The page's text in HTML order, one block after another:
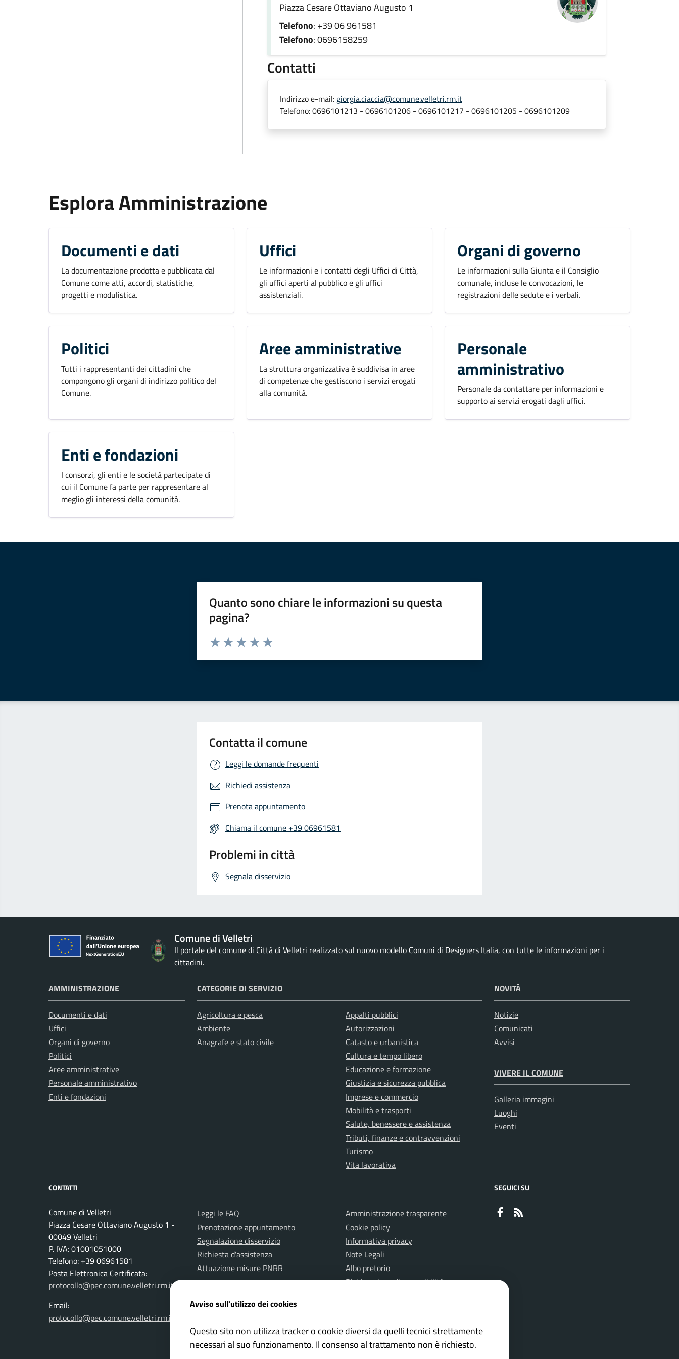
Piazza Cesare Ottaviano Augusto 1
Telefono: +39 06 961581
Telefono: 0696158259
Contatti
Indirizzo e-mail: giorgia.ciaccia@comune.velletri.rm.it
Telefono:0696101213 - 0696101206 - 0696101217 - 0696101205 - 0696101209
Esplora Amministrazione
Documenti e dati
La documentazione prodotta e pubblicata dal
Comune come atti, accordi, statistiche,
progetti e modulistica.
Uffici
Le informazioni e i contatti degli Uffici di Città,
gli uffici aperti al pubblico e gli uffici
assistenziali.
Organi di governo
Le informazioni sulla Giunta e il Consiglio
comunale, incluse le convocazioni, le
registrazioni delle sedute e i verbali.
Politici
Tutti i rappresentanti dei cittadini che
compongono gli organi di indirizzo politico del
Comune.
Aree amministrative
La struttura organizzativa è suddivisa in aree
di competenze che gestiscono i servizi erogati
alla comunità.
Personale
amministrativo
Personale da contattare per informazioni e
supporto ai servizi erogati dagli uffici.
Enti e fondazioni
I consorzi, gli enti e le società partecipate di
cui il Comune fa parte per rappresentare al
meglio gli interessi della comunità.
Quanto sono chiare le informazioni su questa
pagina?
Valuta da 1 a 5 stelle la pagina
Contatta il comune
Leggi le domande frequenti
Richiedi assistenza
Prenota appuntamento
Chiama il comune +39 06961581
Problemi in città
Segnala disservizio
Comune di Velletri
Il portale del comune di Città di Velletri realizzato sul nuovo modello Comuni di Designers Italia, con tutte le informazioni per i
cittadini.
AMMINISTRAZIONE
Documenti e dati
Uffici
Organi di governo
Politici
Aree amministrative
Personale amministrativo
Enti e fondazioni
CATEGORIE DI SERVIZIO
Agricoltura e pesca
Ambiente
Anagrafe e stato civile
Appalti pubblici
Autorizzazioni
Catasto e urbanistica
Cultura e tempo libero
Educazione e formazione
Giustizia e sicurezza pubblica
Imprese e commercio
Mobilità e trasporti
Salute, benessere e assistenza
Tributi, finanze e contravvenzioni
Turismo
Vita lavorativa
NOVITÀ
Notizie
Comunicati
Avvisi
VIVERE IL COMUNE
Galleria immagini
Luoghi
Eventi
CONTATTI
Comune di Velletri
Piazza Cesare Ottaviano Augusto 1 -
00049 Velletri
P. IVA: 01001051000
Telefono: +39 06961581
Posta Elettronica Certificata:
protocollo@pec.comune.velletri.rm.it
Email:
protocollo@pec.comune.velletri.rm.it
Leggi le FAQ
Prenotazione appuntamento
Segnalazione disservizio
Richiesta d'assistenza
Attuazione misure PNRR
Amministrazione trasparente
Cookie policy
Informativa privacy
Note Legali
Albo pretorio
Dichiarazione di accessibilità
SEGUICI SU
Faceboook
Avviso sull'utilizzo dei cookies
Questo sito non utilizza tracker o cookie diversi da quelli tecnici strettamente
necessari al suo funzionamento. Il consenso al trattamento non è richiesto.